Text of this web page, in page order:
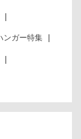
ンガー特集